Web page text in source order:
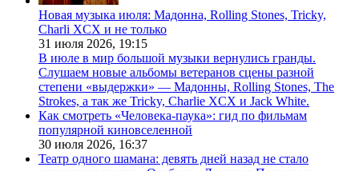
Новая музыка июля: Мадонна, Rolling Stones, Tricky,
Charli XCX и не только
31 июля 2026, 19:15
В июле в мир большой музыки вернулись гранды.
Слушаем новые альбомы ветеранов сцены разной
степени «выдержки» — Мадонны, Rolling Stones, The
Strokes, а так же Tricky, Charlie XCX и Jack White.
Как смотреть «Человека-паука»: гид по фильмам
популярной киновселенной
30 июля 2026, 16:37
Театр одного шамана: девять дней назад не стало